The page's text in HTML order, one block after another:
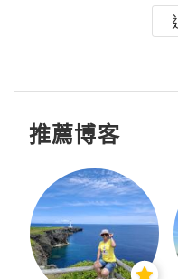
推薦博客